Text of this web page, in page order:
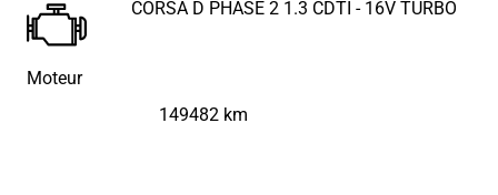
Moteur
CORSA D PHASE 2 1.3 CDTI - 16V TURBO
149482 km